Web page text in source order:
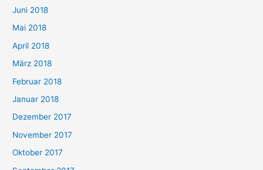
Juni 2018
Mai 2018
April 2018
März 2018
Februar 2018
Januar 2018
Dezember 2017
November 2017
Oktober 2017